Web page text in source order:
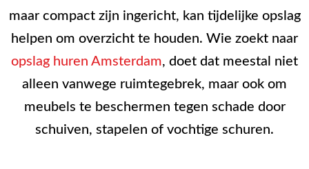
maar compact zijn ingericht, kan tijdelijke opslag
helpen om overzicht te houden. Wie zoekt naar
opslag huren Amsterdam, doet dat meestal niet
alleen vanwege ruimtegebrek, maar ook om
meubels te beschermen tegen schade door
schuiven, stapelen of vochtige schuren.